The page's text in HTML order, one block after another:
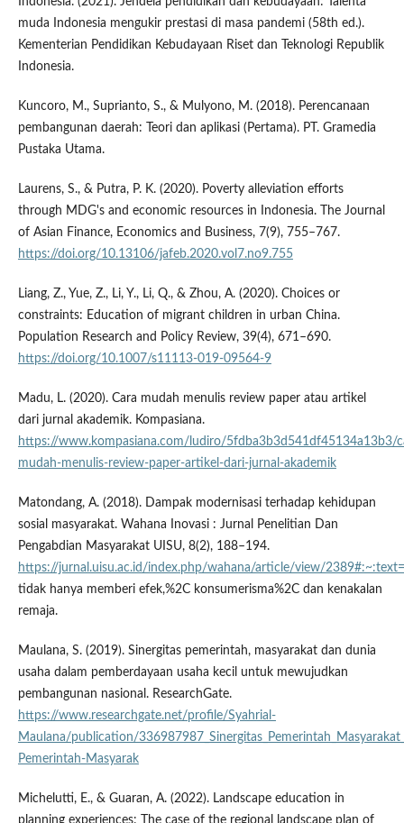
muda Indonesia mengukir prestasi di masa pandemi (58th ed.).
Kementerian Pendidikan Kebudayaan Riset dan Teknologi Republik
Indonesia.
Kuncoro, M., Suprianto, S., & Mulyono, M. (2018). Perencanaan
pembangunan daerah: Teori dan aplikasi (Pertama). PT. Gramedia
Pustaka Utama.
Laurens, S., & Putra, P. K. (2020). Poverty alleviation efforts
through MDG's and economic resources in Indonesia. The Journal
of Asian Finance, Economics and Business, 7(9), 755–767.
https://doi.org/10.13106/jafeb.2020.vol7.no9.755
Liang, Z., Yue, Z., Li, Y., Li, Q., & Zhou, A. (2020). Choices or
constraints: Education of migrant children in urban China.
Population Research and Policy Review, 39(4), 671–690.
https://doi.org/10.1007/s11113-019-09564-9
Madu, L. (2020). Cara mudah menulis review paper atau artikel
dari jurnal akademik. Kompasiana.
https://www.kompasiana.com/ludiro/5fdba3b3d541df45134a13b3/
mudah-menulis-review-paper-artikel-dari-jurnal-akademik
Matondang, A. (2018). Dampak modernisasi terhadap kehidupan
sosial masyarakat. Wahana Inovasi : Jurnal Penelitian Dan
Pengabdian Masyarakat UISU, 8(2), 188–194.
https://jurnal.uisu.ac.id/index.php/wahana/article/view/
tidak hanya memberi efek,%2C konsumerisma%2C dan kenakalan
remaja.
Maulana, S. (2019). Sinergitas pemerintah, masyarakat dan dunia
usaha dalam pemberdayaan usaha kecil untuk mewujudkan
pembangunan nasional. ResearchGate.
https://www.researchgate.net/profile/Syahrial-
Maulana/publication/
Pemerintah-Masyarak
Michelutti, E., & Guaran, A. (2022). Landscape education in
planning experiences: The case of the regional landscape plan of